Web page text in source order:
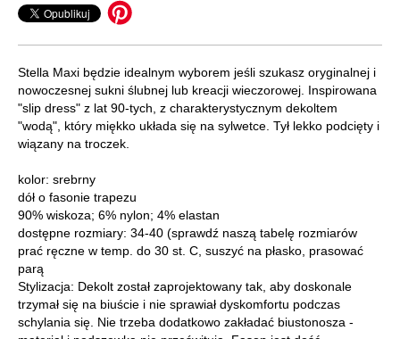
Stella Maxi będzie idealnym wyborem jeśli szukasz oryginalnej i
nowoczesnej sukni ślubnej lub kreacji wieczorowej. Inspirowana
"slip dress" z lat 90-tych, z charakterystycznym dekoltem
"wodą", który miękko układa się na sylwetce. Tył lekko podcięty i
wiązany na troczek.
kolor: srebrny
dół o fasonie trapezu
90% wiskoza; 6% nylon; 4% elastan
dostępne rozmiary: 34-40 (sprawdź naszą tabelę rozmiarów
prać ręczne w temp. do 30 st. C, suszyć na płasko, prasować
parą
Stylizacja: Dekolt został zaprojektowany tak, aby doskonale
trzymał się na biuście i nie sprawiał dyskomfortu podczas
schylania się. Nie trzeba dodatkowo zakładać biustonosza -